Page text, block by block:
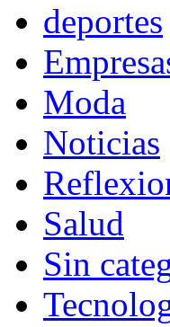
deportes
Moda
Noticias
Salud
Sin